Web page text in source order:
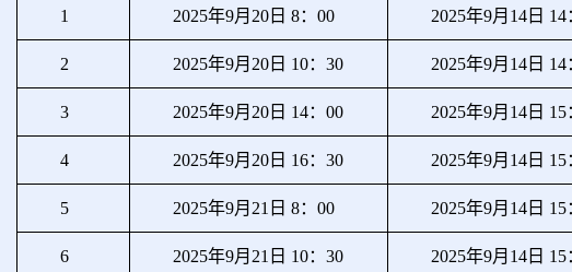
1 2025年9月20日 8：00 2025年9月14日 14
2 2025年9月20日 10：30 2025年9月14日 14
3 2025年9月20日 14：00 2025年9月14日 15
4 2025年9月20日 16：30 2025年9月14日 15
5 2025年9月21日 8：00 2025年9月14日 15
6 2025年9月21日 10：30 2025年9月14日 15